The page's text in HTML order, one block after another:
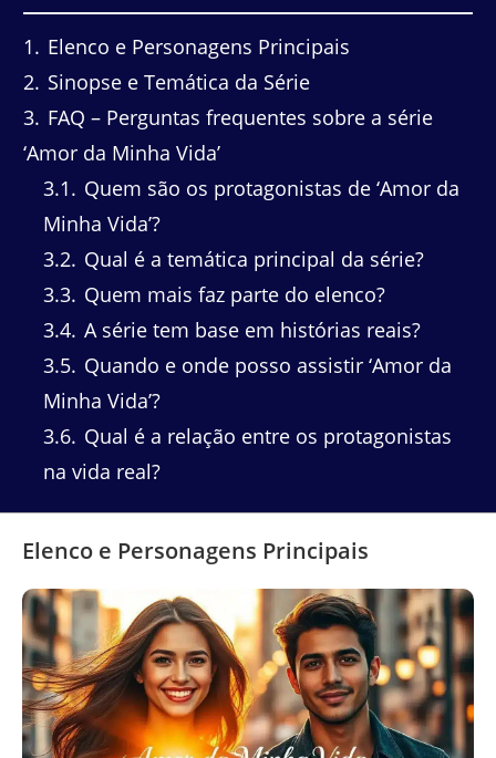
1
Elenco e Personagens Principais
2 Sinopse e Temática da Série
3 FAQ – Perguntas frequentes sobre a série
‘Amor da Minha Vida’
3.1
Quem são os protagonistas de ‘Amor da
Minha Vida’?
3.2 Qual é a temática principal da série?
3.3 Quem mais faz parte do elenco?
3.4 A série tem base em histórias reais?
3.5 Quando e onde posso assistir ‘Amor da
Minha Vida’?
3.6 Qual é a relação entre os protagonistas
na vida real?
Elenco e Personagens Principais